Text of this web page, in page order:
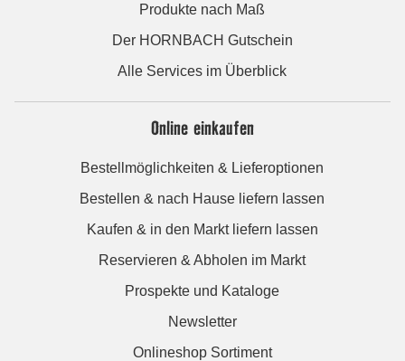
Produkte nach Maß
Der HORNBACH Gutschein
Alle Services im Überblick
Online einkaufen
Bestellmöglichkeiten & Lieferoptionen
Bestellen & nach Hause liefern lassen
Kaufen & in den Markt liefern lassen
Reservieren & Abholen im Markt
Prospekte und Kataloge
Newsletter
Onlineshop Sortiment